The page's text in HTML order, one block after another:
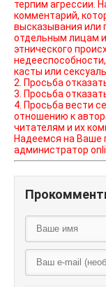
терпим агрессии.
комментарий,
высказывания или
отдельным лицам
этнического
касты или
2. Просьба
3. Просьба
4. Просьба вести
отношению к
читателям и их
Надеемся на Ваше
администратор